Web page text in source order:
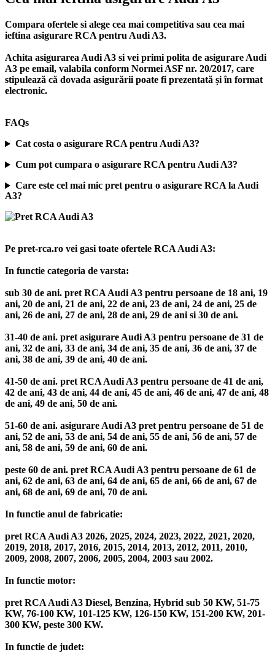
Compara ofertele si alege cea mai competitiva sau cea mai
ieftina asigurare RCA pentru Audi A3.
Achita asigurarea Audi A3 si vei primi polita de asigurare Audi
A3 pe email, valabila conform Normei ASF nr. 20/2017, care
stipulează că dovada asigurării poate fi prezentată și în format
electronic.
FAQs
Cat costa o asigurare RCA pentru Audi A3?
Cum pot cumpara o asigurare RCA pentru Audi A3?
Care este cel mai mic pret pentru o asigurare RCA la Audi
A3?
Pe pret-rca.ro vei gasi toate ofertele RCA Audi A3:
In functie categoria de varsta:
sub 30 de ani. pret RCA Audi A3 pentru persoane de 18 ani, 19
ani, 20 de ani, 21 de ani, 22 de ani, 23 de ani, 24 de ani, 25 de
ani, 26 de ani, 27 de ani, 28 de ani, 29 de ani si 30 de ani.
31-40 de ani. pret asigurare Audi A3 pentru persoane de 31 de
ani, 32 de ani, 33 de ani, 34 de ani, 35 de ani, 36 de ani, 37 de
ani, 38 de ani, 39 de ani, 40 de ani.
41-50 de ani. pret RCA Audi A3 pentru persoane de 41 de ani,
42 de ani, 43 de ani, 44 de ani, 45 de ani, 46 de ani, 47 de ani, 48
de ani, 49 de ani, 50 de ani.
51-60 de ani. asigurare Audi A3 pret pentru persoane de 51 de
ani, 52 de ani, 53 de ani, 54 de ani, 55 de ani, 56 de ani, 57 de
ani, 58 de ani, 59 de ani, 60 de ani.
peste 60 de ani. pret RCA Audi A3 pentru persoane de 61 de
ani, 62 de ani, 63 de ani, 64 de ani, 65 de ani, 66 de ani, 67 de
ani, 68 de ani, 69 de ani, 70 de ani.
In functie anul de fabricatie:
pret RCA Audi A3 2026, 2025, 2024, 2023, 2022, 2021, 2020,
2019, 2018, 2017, 2016, 2015, 2014, 2013, 2012, 2011, 2010,
2009, 2008, 2007, 2006, 2005, 2004, 2003 sau 2002.
In functie motor:
pret RCA Audi A3 Diesel, Benzina, Hybrid sub 50 KW, 51-75
KW, 76-100 KW, 101-125 KW, 126-150 KW, 151-200 KW, 201-
300 KW, peste 300 KW.
In functie de judet: